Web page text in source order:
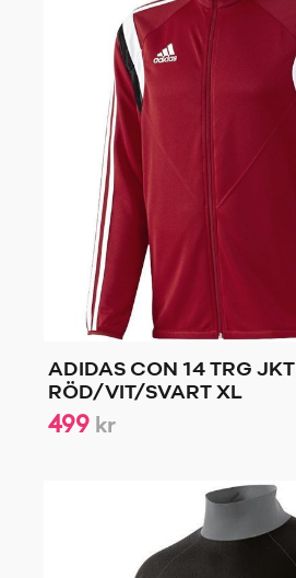
ADIDAS CON 14 TRG JKT
RÖD/VIT/SVART XL
499 kr